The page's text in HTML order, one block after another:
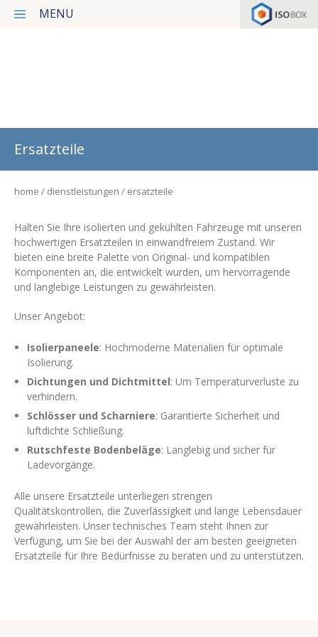
MENU
Unser Konzept
Kontakt
Privacy policy
Ersatzteile
home dienstleistungen ersatzteile
Halten Sie Ihre isolierten und gekühlten Fahrzeuge mit unseren
hochwertigen Ersatzteilen in einwandfreiem Zustand. Wir
bieten eine breite Palette von Original- und kompatiblen
Komponenten an, die entwickelt wurden, um hervorragende
und langlebige Leistungen zu gewährleisten.
Unser Angebot:
Isolierpaneele: Hochmoderne Materialien für optimale
Isolierung.
Dichtungen und Dichtmittel: Um Temperaturverluste zu
verhindern.
Schlösser und Scharniere: Garantierte Sicherheit und
luftdichte Schließung.
Rutschfeste Bodenbeläge: Langlebig und sicher für
Ladevorgänge.
Alle unsere Ersatzteile unterliegen strengen
Qualitätskontrollen, die Zuverlässigkeit und lange Lebensdauer
gewährleisten. Unser technisches Team steht Ihnen zur
Verfügung, um Sie bei der Auswahl der am besten geeigneten
Ersatzteile für Ihre Bedürfnisse zu beraten und zu unterstützen.